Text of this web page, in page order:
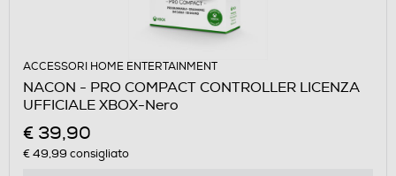
ACCESSORI HOME ENTERTAINMENT
NACON - PRO COMPACT CONTROLLER LICENZA
UFFICIALE XBOX-Nero
€ 39,90
€ 49,99 consigliato